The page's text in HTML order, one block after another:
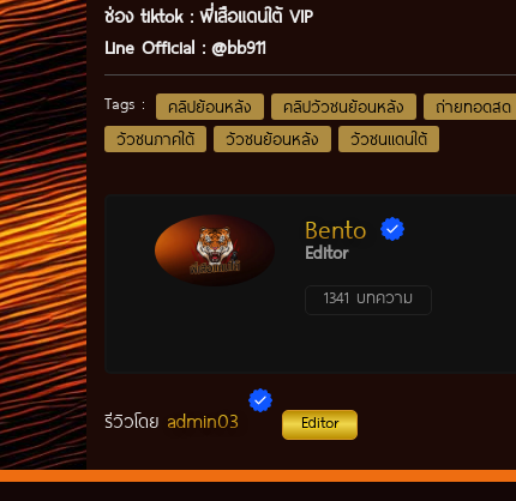
ช่อง tiktok : พี่เสือแดนใต้ VIP
Line Official : @bb911
Tags : คลิปย้อนหลัง คลิปวัวชนย้อนหลัง ถ่ายทอดสด
วัวชนภาคใต้
วัวชนย้อนหลัง วัวชนแดนใต้
Bento
Editor
1341 บทความ
รีวิวโดย admin03 Editor